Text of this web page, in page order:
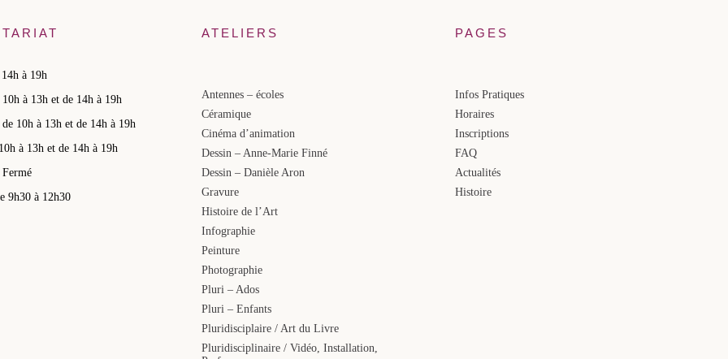
à 19h
à 13h et de 14h à 19h
10h à 13h et de 14h à 19h
à 13h et de 14h à 19h
9h30 à 12h30
ATELIERS
Antennes – écoles
Céramique
Cinéma d’animation
Dessin – Anne-Marie Finné
Dessin – Danièle Aron
Gravure
Histoire de l’Art
Infographie
Peinture
Photographie
Pluri – Ados
Pluri – Enfants
Pluridisciplaire / Art du Livre
Pluridisciplinaire / Vidéo, Installation,
PAGES
Infos Pratiques
Horaires
Inscriptions
FAQ
Actualités
Histoire